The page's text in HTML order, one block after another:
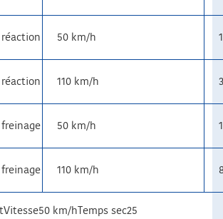
réaction 50 km/h
réaction 110 km/h
freinage 50 km/h
freinage 110 km/h
km/hTemps sec25